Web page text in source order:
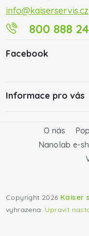
info@kaiserservis.cz
800 888
Facebook
Informace pro vás
O nás
Nanolab e-
Copyright 2026 Kaiser
vyhrazena. Upravit